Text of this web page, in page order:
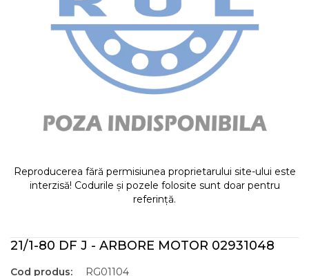
Reproducerea fără permisiunea proprietarului site-ului este
interzisă! Codurile și pozele folosite sunt doar pentru
referință.
21/1-80 DF J - ARBORE MOTOR 02931048
Cod produs:
RG01104